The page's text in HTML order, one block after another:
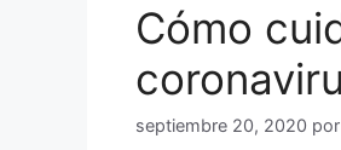
Cómo
septiembre 20, 2020 por